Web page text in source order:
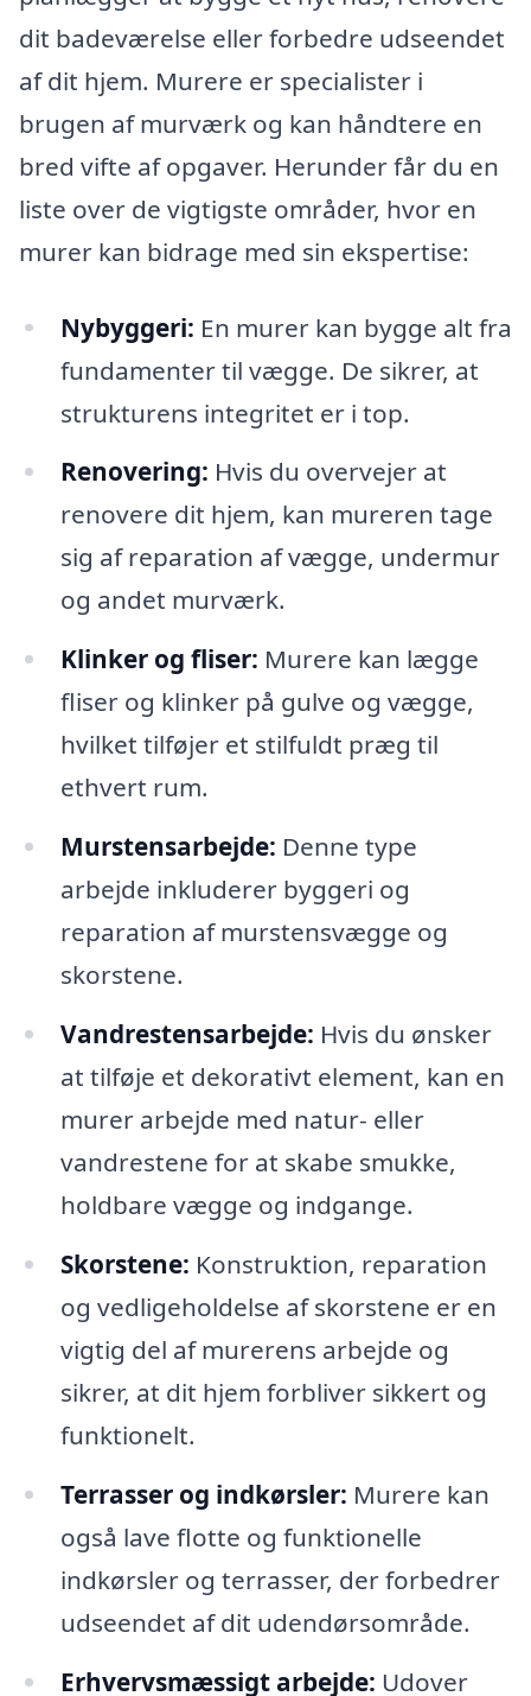
dit badeværelse eller forbedre udseendet
af dit hjem. Murere er specialister i
brugen af murværk og kan håndtere en
bred vifte af opgaver. Herunder får du en
liste over de vigtigste områder, hvor en
murer kan bidrage med sin ekspertise:
Nybyggeri: En murer kan bygge alt fra
fundamenter til vægge. De sikrer, at
strukturens integritet er i top.
Renovering: Hvis du overvejer at
renovere dit hjem, kan mureren tage
sig af reparation af vægge, undermur
og andet murværk.
Klinker og fliser: Murere kan lægge
fliser og klinker på gulve og vægge,
hvilket tilføjer et stilfuldt præg til
ethvert rum.
Murstensarbejde: Denne type
arbejde inkluderer byggeri og
reparation af murstensvægge og
skorstene.
Vandrestensarbejde: Hvis du ønsker
at tilføje et dekorativt element, kan en
murer arbejde med natur- eller
vandrestene for at skabe smukke,
holdbare vægge og indgange.
Skorstene: Konstruktion, reparation
og vedligeholdelse af skorstene er en
vigtig del af murerens arbejde og
sikrer, at dit hjem forbliver sikkert og
funktionelt.
Terrasser og indkørsler: Murere kan
også lave flotte og funktionelle
indkørsler og terrasser, der forbedrer
udseendet af dit udendørsområde.
Erhvervsmæssigt arbejde: Udover